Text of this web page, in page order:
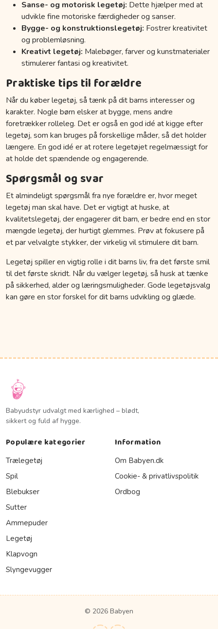
Sanse- og motorisk legetøj: Dette hjælper med at
udvikle fine motoriske færdigheder og sanser.
Bygge- og konstruktionslegetøj: Fostrer kreativitet
og problemløsning.
Kreativt legetøj: Malebøger, farver og kunstmaterialer
stimulerer fantasi og kreativitet.
Praktiske tips til forældre
Når du køber legetøj, så tænk på dit barns interesser og
karakter. Nogle børn elsker at bygge, mens andre
foretrækker rolleleg. Det er også en god idé at kigge efter
legetøj, som kan bruges på forskellige måder, så det holder
længere. En god idé er at rotere legetøjet regelmæssigt for
at holde det spændende og engagerende.
Spørgsmål og svar
Et almindeligt spørgsmål fra nye forældre er, hvor meget
legetøj man skal have. Det er vigtigt at huske, at
kvalitetslegetøj, der engagerer dit barn, er bedre end en stor
mængde legetøj, der hurtigt glemmes. Prøv at fokusere på
et par velvalgte stykker, der virkelig vil stimulere dit barn.
Legetøj spiller en vigtig rolle i dit barns liv, fra det første smil
til det første skridt. Når du vælger legetøj, så husk at tænke
på sikkerhed, alder og læringsmuligheder. Gode legetøjsvalg
kan gøre en stor forskel for dit barns udvikling og glæde.
Babyudstyr udvalgt med kærlighed – blødt,
sikkert og fuld af hygge.
Populære kategorier
Trælegetøj
Spil
Blebukser
Sutter
Ammepuder
Legetøj
Klapvogn
Slyngevugger
Information
Om Babyen.dk
Cookie- & privatlivspolitik
Ordbog
© 2026 Babyen